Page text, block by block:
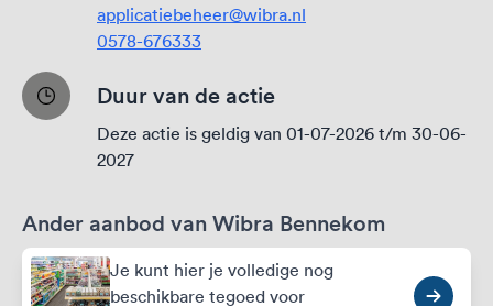
applicatiebeheer@wibra.nl
0578-676333
Duur van de actie
Deze actie is geldig van 01-07-2026 t/m 30-06-
2027
Ander aanbod van Wibra Bennekom
Je kunt hier je volledige nog
beschikbare tegoed voor